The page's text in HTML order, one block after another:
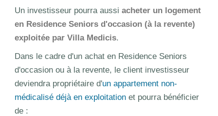
Un investisseur pourra aussi acheter un logement
en Residence Seniors d'occasion (à la revente)
exploitée par Villa Medicis.
Dans le cadre d'un achat en Residence Seniors
d'occasion ou à la revente, le client investisseur
deviendra propriétaire d'un appartement non-
médicalisé déjà en exploitation et pourra bénéficier
de :